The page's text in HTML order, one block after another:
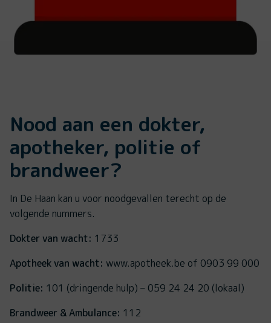
Nood aan een dokter,
apotheker, politie of
brandweer?
In De Haan kan u voor noodgevallen terecht op de
volgende nummers.
Dokter van wacht: 1733
Apotheek van wacht: www.apotheek.be of 0903 99 000
Politie: 101 (dringende hulp) – 059 24 24 20 (lokaal)
Brandweer & Ambulance: 112